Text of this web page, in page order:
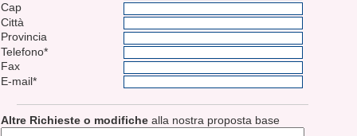
Cap
Città
Provincia
Telefono*
Fax
E-mail*
Altre Richieste o modifichealla nostra proposta base